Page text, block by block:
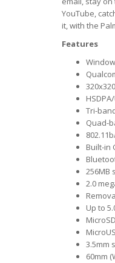
YouTube,
it, with the
Features
Tri-
Quad-
Built-in
256MB
2.0
Up to
3.5mm
60mm